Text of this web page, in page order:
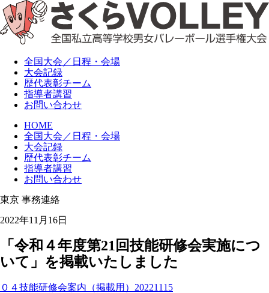
全国大会 ／日程・会場
大会記録
歴代表彰チーム
指導者講習
お問い合わせ
HOME
全国大会／日程・会場
大会記録
歴代表彰チーム
指導者講習
お問い合わせ
東京 事務連絡
2022年11月16日
「令和４年度第21回技能研修会実施につ
いて」を掲載いたしました
０４技能研修会案内（掲載用）20221115